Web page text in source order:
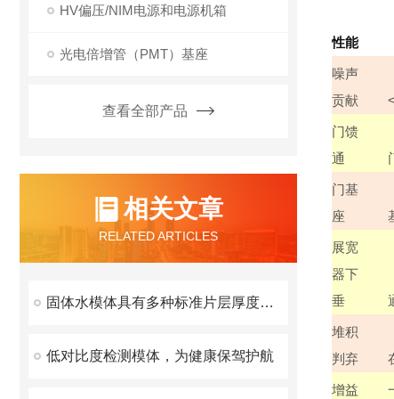
HV偏压/NIM电源和电源机箱
光电倍增管（PMT）基座
查看全部产品
相关文章
RELATED ARTICLES
固体水模体具有多种标准片层厚度可供选择
低对比度检测模体，为健康保驾护航
性能
噪声
贡献
门馈
通
门基
座
展宽
器下
垂
堆积
判弃
增益